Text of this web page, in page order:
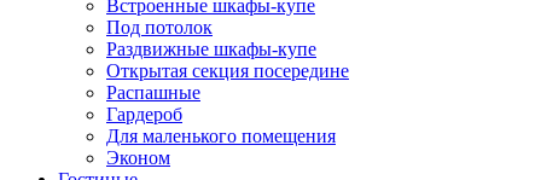
Встроенные шкафы-купе
Под потолок
Раздвижные шкафы-купе
Открытая секция посередине
Распашные
Гардероб
Для маленького помещения
Эконом